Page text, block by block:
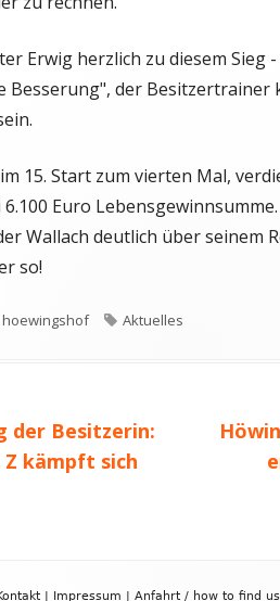
Erwig herzlich zu diesem Sieg
Besserung", der
15. Start zum vierten Mal,
Euro
Wallach deutlich über seinem
so!
Autor
hoewingshof Schlagwörter
Aktuelles
der Besitzerin:
Z kämpft sich
| Impressum | Anfahrt / how to find us